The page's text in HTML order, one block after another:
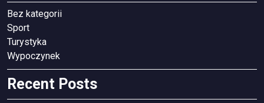
Bez kategorii
Sport
Turystyka
Wypoczynek
Recent Posts